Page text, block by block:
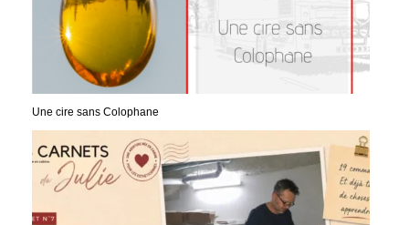
Une cire sans Colophane